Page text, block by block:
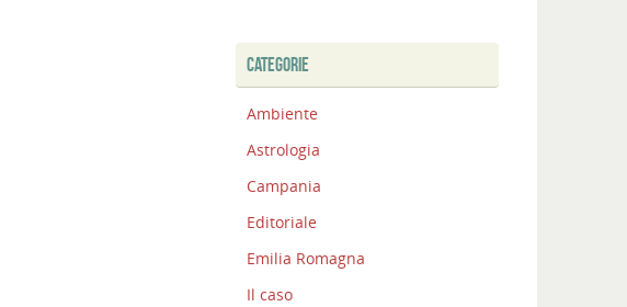
CATEGORIE
Ambiente
Astrologia
Campania
Editoriale
Emilia Romagna
Il caso